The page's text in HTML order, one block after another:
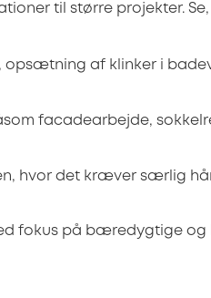
til større projekter.
opsætning af klinker i
facadearbejde,
hvor det kræver særlig
fokus på bæredygtige